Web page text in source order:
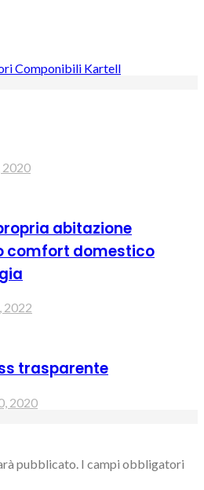
Componibili Kartell
2020
abitazione
comfort domestico
2022
trasparente
2020
pubblicato. I campi obbligatori